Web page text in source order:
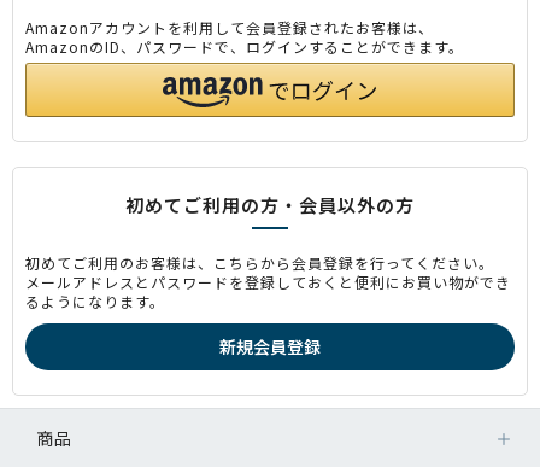
Amazonアカウントを利用して会員登録されたお客様は、
AmazonのID、パスワードで、ログインすることができます。
初めてご利用の方・会員以外の方
初めてご利用のお客様は、こちらから会員登録を行ってください。
メールアドレスとパスワードを登録しておくと便利にお買い物ができ
るようになります。
商品